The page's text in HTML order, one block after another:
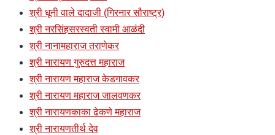
श्री धूनी वाले दादाजी (गिरनार सौराष्ट्र)
श्री नरसिंहसरस्वती स्वामी आळंदी
श्री नानामहाराज तराणेकर
श्री नारायण गुरुदत्त महाराज
श्री नारायण महाराज केडगावकर
श्री नारायण महाराज जालवणकर
श्री नारायणकाका ढेकणे महाराज
श्री नारायणतीर्थ देव